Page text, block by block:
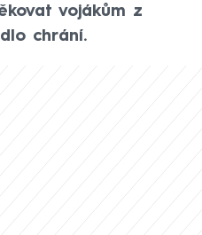
vojákům z
chrání.